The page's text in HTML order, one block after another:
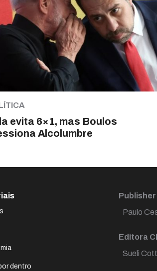
evita 6×1, mas Boulos
Alcolumbre
dentro
Publisher
Paulo
Editora
Sueli